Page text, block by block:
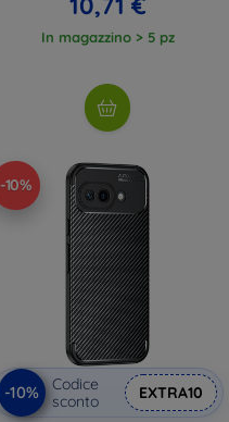
In magazzino > 5 pz
-10%
-10%
Codice
sconto
EXTRA10